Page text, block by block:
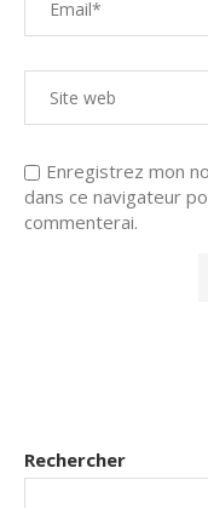
Enregistrez mon
dans ce navigateur
commenterai.
Rechercher